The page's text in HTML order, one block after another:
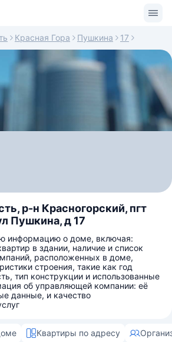
Красная Гора Пушкина 17
р-н Красногорский, пгт
Пушкина, д 17
информацию о доме, включая:
в здании, наличие и список
расположенных в доме,
строения, такие как год
тип конструкции и использованные
об управляющей компании: её
данные, и качество
Квартиры по адресу